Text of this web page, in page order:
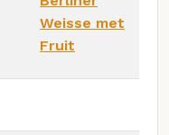
Weisse met
Fruit